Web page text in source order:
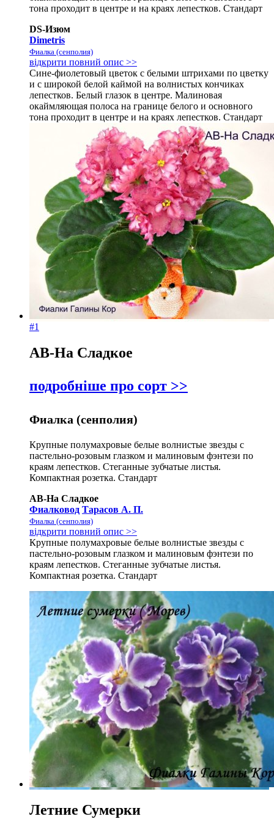
тона проходит в центре и на краях лепестков. Стандарт
DS-Изюм
Dimetris
Фиалка (сенполия)
відкрити повний опис >>
Сине-фиолетовый цветок с белыми штрихами по цветку
и с широкой белой каймой на волнистых кончиках
лепестков. Белый глазок в центре. Малиновая
окаймляющая полоса на границе белого и основного
тона проходит в центре и на краях лепестков. Стандарт
#1
АВ-На Сладкое
подробніше про сорт >>
Фиалка (сенполия)
Крупные полумахровые белые волнистые звезды с
пастельно-розовым глазком и малиновым фэнтези по
краям лепестков. Стеганные зубчатые листья.
Компактная розетка. Стандарт
АВ-На Сладкое
Фиалковод Тарасов А. П.
Фиалка (сенполия)
відкрити повний опис >>
Крупные полумахровые белые волнистые звезды с
пастельно-розовым глазком и малиновым фэнтези по
краям лепестков. Стеганные зубчатые листья.
Компактная розетка. Стандарт
Летние Сумерки